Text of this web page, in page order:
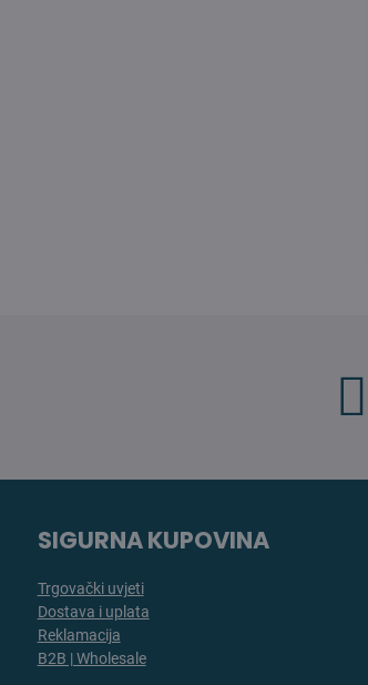
SIGURNA KUPOVINA
Trgovački uvjeti
Dostava i uplata
Reklamacija
B2B | Wholesale